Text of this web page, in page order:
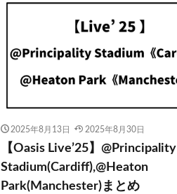
2025年8月13日 2025年8月30日
【Oasis Live’25】@Principality
Stadium(Cardiff),@Heaton
Park(Manchester)まとめ